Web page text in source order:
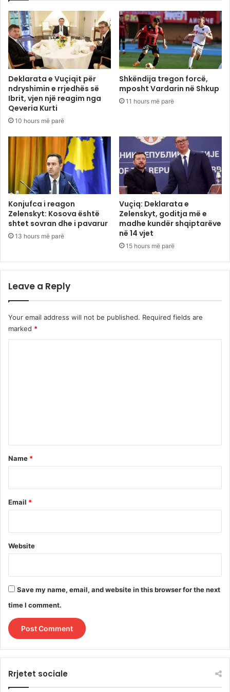
Deklarata e Vuçiqit për
ndryshimin e rrjedhës së
Ibrit, vjen një reagim nga
Qeveria Kurti
10 hours më parë
Shkëndija tregon forcë,
mposht Vardarin në Shkup
11 hours më parë
Konjufca i reagon
Zelenskyt: Kosova është
shtet sovran dhe i pavarur
13 hours më parë
Vuçiq: Deklarata e
Zelenskyt, goditja më e
madhe kundër shqiptarëve
në 14 vjet
15 hours më parë
Leave a Reply
Your email address will not be published. Required fields are
marked *
*
Name *
Email *
Website
Save my name, email, and website in this browser for the next
time I comment.
Rrjetet sociale